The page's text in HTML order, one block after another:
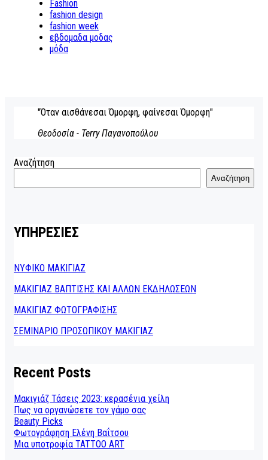
Fashion
fashion design
fashion week
εβδομαδα μοδας
μόδα
"Όταν αισθάνεσαι Όμορφη, φαίνεσαι Όμορφη"
Θεοδοσία - Terry Παγανοπούλου
Αναζήτηση
Αναζήτηση
ΥΠΗΡΕΣΙΕΣ
ΝΥΦΙΚΟ ΜΑΚΙΓΙΑΖ
ΜΑΚΙΓΙΑΖ ΒΑΠΤΙΣΗΣ ΚΑΙ ΑΛΛΩΝ ΕΚΔΗΛΩΣΕΩΝ
ΜΑΚΙΓΙΑΖ ΦΩΤΟΓΡΑΦΙΣΗΣ
ΣΕΜΙΝΑΡΙΟ ΠΡΟΣΩΠΙΚΟΥ ΜΑΚΙΓΙΑΖ
Recent Posts
Μακιγιάζ Τάσεις 2023: κερασένια χείλη
Πως να οργανώσετε τον γάμο σας
Beauty Picks
Φωτογράφηση Ελένη Βαΐτσου
Μια υποτροφία TATTOO ART